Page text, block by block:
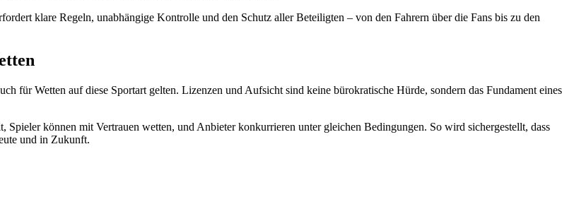
klare Regeln, unabhängige Kontrolle und den Schutz aller Beteiligten – von den Fahrern über die Fans bis zu den
für Wetten auf diese Sportart gelten. Lizenzen und Aufsicht sind keine bürokratische Hürde, sondern das Fundament eines
können mit Vertrauen wetten, und Anbieter konkurrieren unter gleichen Bedingungen. So wird sichergestellt, dass
und in Zukunft.